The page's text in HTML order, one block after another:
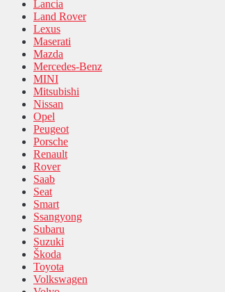
Lancia
Land Rover
Lexus
Maserati
Mazda
Mercedes-Benz
MINI
Mitsubishi
Nissan
Opel
Peugeot
Porsche
Renault
Rover
Saab
Seat
Smart
Ssangyong
Subaru
Suzuki
Škoda
Toyota
Volkswagen